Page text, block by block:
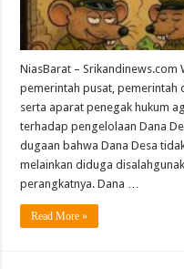
NiasBarat – Srikandinews.com
pemerintah pusat, pemerintah
serta aparat penegak hukum
terhadap pengelolaan Dana
dugaan bahwa Dana Desa
melainkan diduga
perangkatnya. Dana …
Read More »